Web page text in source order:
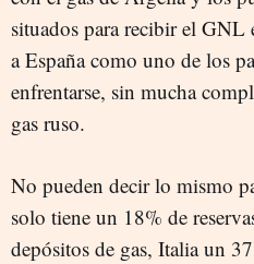
situados para recibir el GNL
a España como uno de los
enfrentarse, sin mucha
gas ruso.
No pueden decir lo mismo
solo tiene un 18% de
depósitos de gas, Italia un